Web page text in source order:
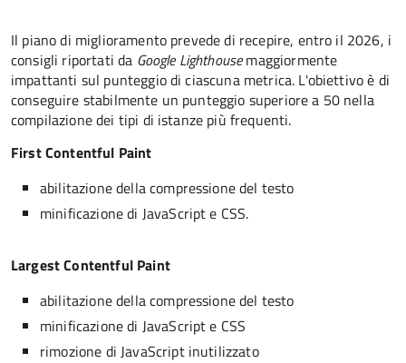
Il piano di miglioramento prevede di recepire, entro il 2026, i
consigli riportati da Google Lighthousemaggiormente
impattanti sul punteggio di ciascuna metrica. L'obiettivo è di
conseguire stabilmente un punteggio superiore a 50 nella
compilazione dei tipi di istanze più frequenti.
First Contentful Paint
abilitazione della compressione del testo
minificazione di JavaScript e CSS.
Largest Contentful Paint
abilitazione della compressione del testo
minificazione di JavaScript e CSS
rimozione di JavaScript inutilizzato